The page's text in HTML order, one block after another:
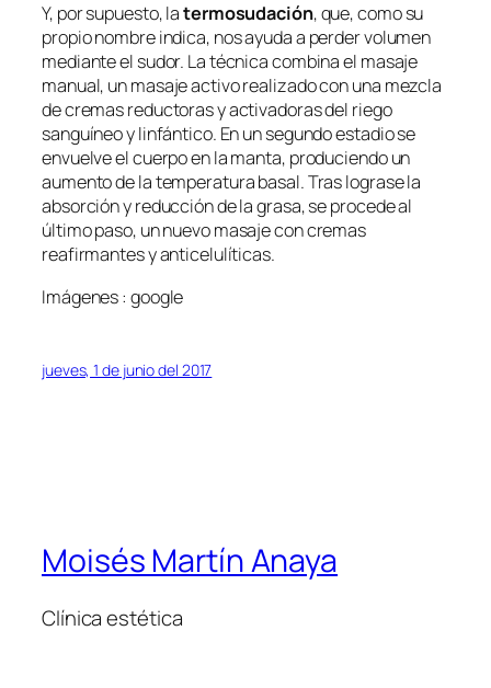
Y, por supuesto, latermosudación, que, como su
propio nombre indica, nos ayuda a perder volumen
mediante el sudor. La técnica combina el masaje
manual, un masaje activo realizado con una mezcla
de cremas reductoras y activadoras del riego
sanguíneo y linfántico. En un segundo estadio se
envuelve el cuerpo en la manta, produciendo un
aumento de la temperatura basal. Tras lograse la
absorción y reducción de la grasa, se procede al
último paso, un nuevo masaje con cremas
reafirmantes y anticelulíticas.
Imágenes : google
jueves, 1 de junio del 2017
Moisés Martín Anaya
Clínica estética